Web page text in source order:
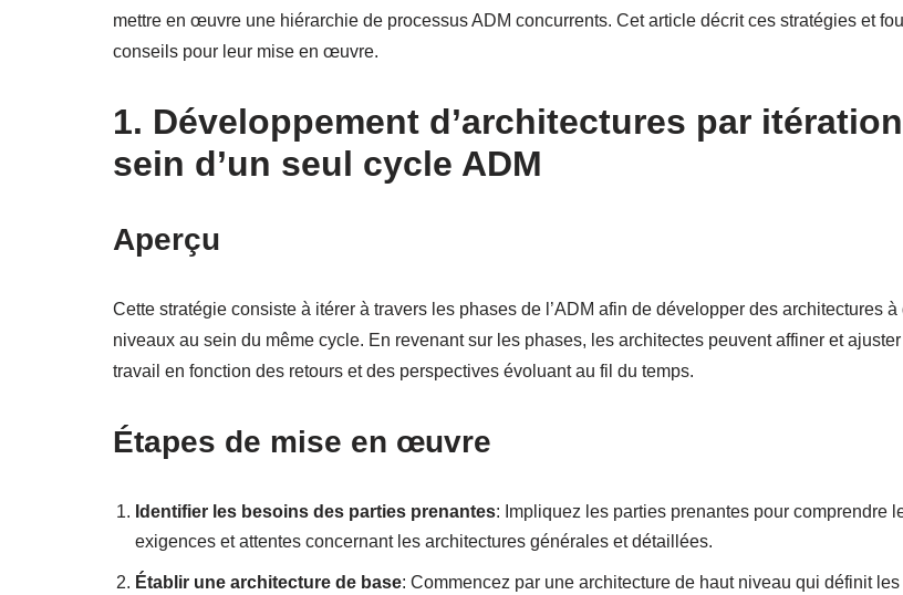
mettre en œuvre une hiérarchie de processus ADM concurrents. Cet article décrit ces stratégies et
conseils pour leur mise en œuvre.
1. Développement d’architectures par
sein d’un seul cycle ADM
Aperçu
Cette stratégie consiste à itérer à travers les phases de l’ADM afin de développer des architectures à
niveaux au sein du même cycle. En revenant sur les phases, les architectes peuvent affiner et
travail en fonction des retours et des perspectives évoluant au fil du temps.
Étapes de mise en œuvre
Identifier les besoins des parties prenantes: Impliquez les parties prenantes pour comprendre
exigences et attentes concernant les architectures générales et détaillées.
Établir une architecture de base: Commencez par une architecture de haut niveau qui définit